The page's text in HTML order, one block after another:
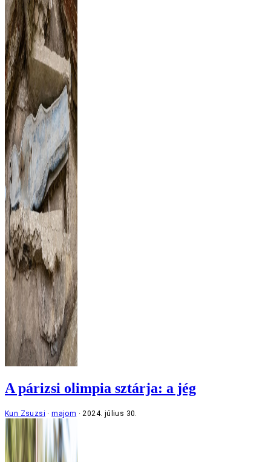
A párizsi olimpia sztárja: a jég
Kun Zsuzsi majom 2024. július 30.